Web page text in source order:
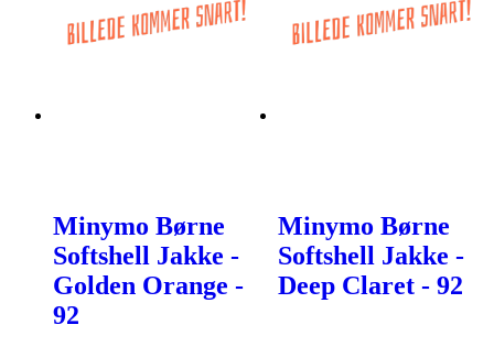
Minymo Børne
Softshell Jakke -
Golden Orange -
92
Minymo Børne
Softshell Jakke -
Deep Claret - 92